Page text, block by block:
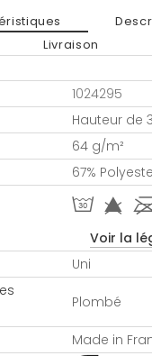
Livraison
1024295
Hauteur de
64 g/m²
67%
T f
Voir la
Uni
Plombé
Made in